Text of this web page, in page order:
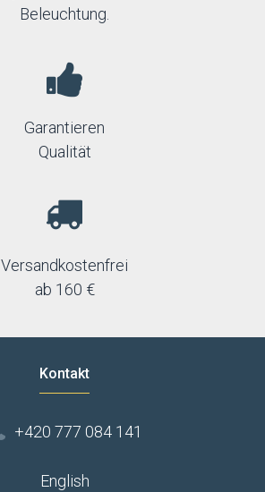
Beleuchtung.
Garantieren
Qualität
Versandkostenfrei
ab 160 €
Kontakt
+420 777 084 141
English